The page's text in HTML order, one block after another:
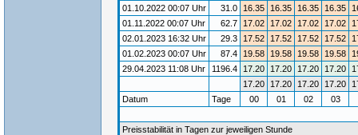
01.10.2022 00:07 Uhr
31.0 16.35 16.35 16.35 16.35
01.11.2022 00:07 Uhr
62.7 17.02 17.02 17.02 17.02
02.01.2023 16:32 Uhr
29.3 17.52 17.52 17.52 17.52
01.02.2023 00:07 Uhr
87.4 19.58 19.58 19.58 19.58
29.04.2023 11:08 Uhr
1196.4 17.20 17.20 17.20 17.20
17.20
17.20 17.20 17.20
Datum
Tage 00 01 02 03
Preisstabilität in Tagen zur jeweiligen Stunde